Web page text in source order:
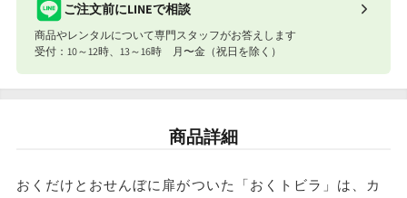
合計8,801円以下
東北・関東・信越・東海・北陸・関西
ご注文前にLINEで相談
商品やレンタルについて専門スタッフがお答えします
受付：10～12時、13～16時 月〜金（祝日を除く）
商品詳細
おくだけとおせんぼに扉がついた「おくトビラ」は、カ